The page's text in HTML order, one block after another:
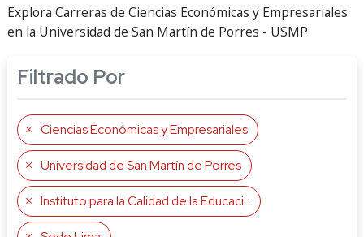
Explora Carreras de Ciencias Económicas y Empresariales
en la Universidad de San Martín de Porres - USMP
Filtrado Por
Ciencias Económicas y Empresariales
Universidad de San Martín de Porres
Instituto para la Calidad de la Educación